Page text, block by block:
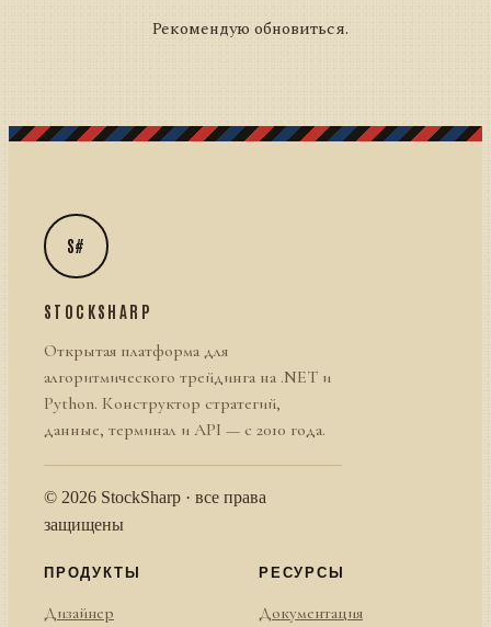
Рекомендую обновиться.
S#
STOCKSHARP
Открытая платформа для
алгоритмического трейдинга на .NET и
Python. Конструктор стратегий,
данные, терминал и API — с 2010 года.
© 2026 StockSharp · все права
защищены
ПРОДУКТЫ
Дизайнер
РЕСУРСЫ
Документация